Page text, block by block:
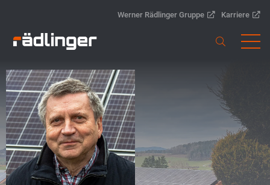
Werner Rädlinger Gruppe Karriere